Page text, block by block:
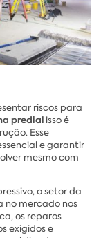
riscos para
predialisso é
Esse
e garantir
mesmo com
o setor da
no mercado nos
os reparos
exigidos e